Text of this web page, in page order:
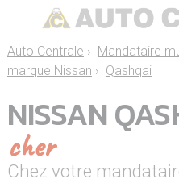
Auto Centrale › Mandataire
marque Nissan › Qashqai
NISSAN
cher
Chez votre